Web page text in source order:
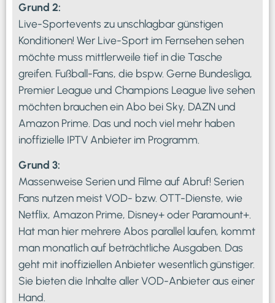
Grund 2:
Live-Sportevents zu unschlagbar günstigen
Konditionen! Wer Live-Sport im Fernsehen sehen
möchte muss mittlerweile tief in die Tasche
greifen. Fußball-Fans, die bspw. Gerne Bundesliga,
Premier League und Champions League live sehen
möchten brauchen ein Abo bei Sky, DAZN und
Amazon Prime. Das und noch viel mehr haben
inoffizielle IPTV Anbieter im Programm.
Grund 3:
Massenweise Serien und Filme auf Abruf! Serien
Fans nutzen meist VOD- bzw. OTT-Dienste, wie
Netflix, Amazon Prime, Disney+ oder Paramount+.
Hat man hier mehrere Abos parallel laufen, kommt
man monatlich auf beträchtliche Ausgaben. Das
geht mit inoffiziellen Anbieter wesentlich günstiger.
Sie bieten die Inhalte aller VOD-Anbieter aus einer
Hand.